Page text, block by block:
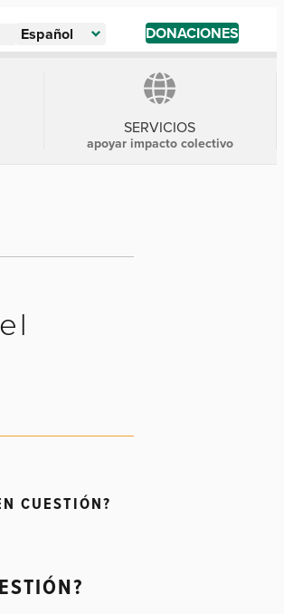
Español DONACIONES
SERVICIOS
apoyar impacto colectivo
CUESTIÓN?